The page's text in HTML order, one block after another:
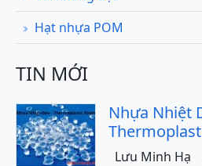
Hạt nhựa POM
TIN MỚI
Nhựa Nhiệt
Lưu Minh Hạ